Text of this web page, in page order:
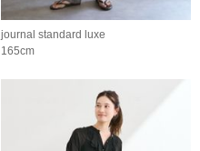
journal standard luxe
165cm